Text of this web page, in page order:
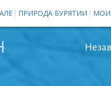
ПРИРОДА БУРЯТИИ МОИ